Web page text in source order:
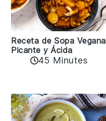
Receta de Sopa Vegana
Picante y Ácida
45 Minutes